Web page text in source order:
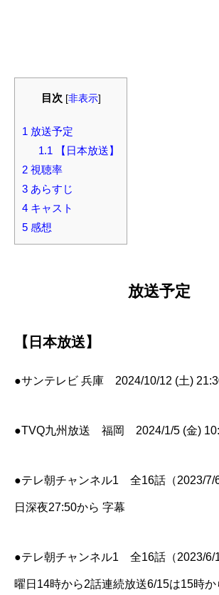
目次 [非表示]
1 放送予定
1.1 【日本放送】
2 視聴率
3 あらすじ
4 キャスト
5 感想
放送予定
【日本放送】
●サンテレビ 兵庫 2024/10/12 (土)
●TVQ九州放送 福岡 2024/1/5 (金)
●テレ朝チャンネル1 全16話（2023/7/
日深夜27:50から 字幕
●テレ朝チャンネル1 全16話（2023/6/
曜日14時から2話連続放送6/15は15時